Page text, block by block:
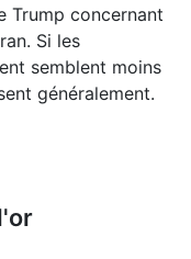
Trump concernant
Si les
semblent moins
généralement.